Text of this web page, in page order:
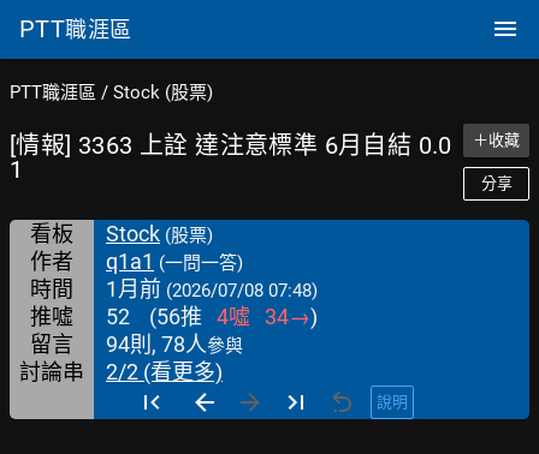
PTT職涯區
PTT職涯區 / Stock (股票)
[情報] 3363 上詮 達注意標準 6月自結 0.0
1
＋收藏
分享
看板 Stock (股票)
作者 q1a1 (一問一答)
時間 1月前 (2026/07/08 07:48)
推噓 52 (56推 4噓 34→)
留言
94則, 78人參與
討論串 2/2 (看更多)
說明